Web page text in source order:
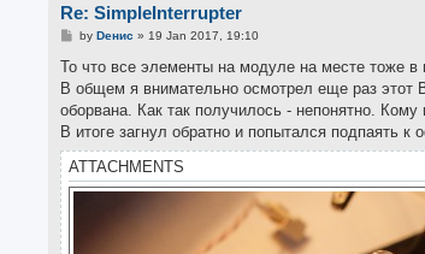
Re: SimpleInterrupter
P
s
by Dенис » 19 Jan 2017, 19:10
То что все элементы на модуле на месте тоже
В общем я внимательно осмотрел еще раз этот
оборвана. Как так получилось - непонятно.
В итоге загнул обратно и попытался подпаять
ATTACHMENTS